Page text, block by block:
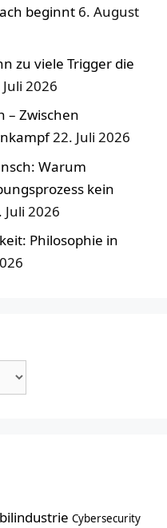
beginnt 6. August
zu viele Trigger die
2026
– Zwischen
22. Juli 2026
Warum
kein
Juli 2026
Philosophie in
Cybersecurity